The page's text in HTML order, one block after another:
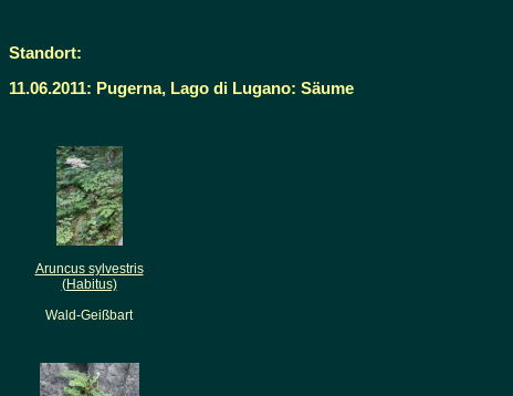
Standort:
11.06.2011: Pugerna, Lago di Lugano: Säume
Aruncus sylvestris
(Habitus)
Wald-Geißbart